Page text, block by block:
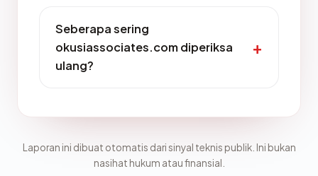
Seberapa sering
okusiassociates.com diperiksa
ulang?
Laporan ini dibuat otomatis dari sinyal teknis publik. Ini bukan
nasihat hukum atau finansial.